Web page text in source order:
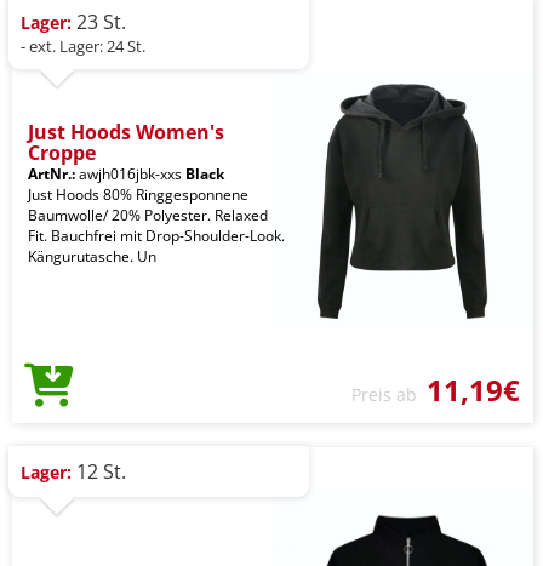
Lager: 23 St.
- ext. Lager: 24 St.
Just Hoods Women's
Croppe
ArtNr.:awjh016jbk-xxs Black
Just Hoods 80% Ringgesponnene
Baumwolle/ 20% Polyester. Relaxed
Fit. Bauchfrei mit Drop-Shoulder-Look.
Kängurutasche. Un
Preis ab 11,19€
Lager: 12 St.